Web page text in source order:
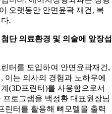
오랫동안 안면윤곽 재건, 복
.
단 의료환경 및 의술에 앞장섭
터를 도입하여 안면윤곽재건,
이는 의사의 경험과 노하우에
(3D프린터)를 사용함으로서
로그램을 백정환 대표원장님
린터를 활용해 뼈모델을 출력